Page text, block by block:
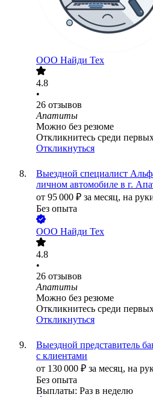
ООО Найди Тех
4.8
•
26 отзывов
Апатиты
Можно без резюме
Откликнитесь среди
Откликнуться
Выездной специалист
личном автомобиле в г.
от 95 000 ₽ за месяц, на
Без опыта
ООО Найди Тех
4.8
•
26 отзывов
Апатиты
Можно без резюме
Откликнитесь среди
Откликнуться
Выездной представитель
с клиентами
от 130 000 ₽ за месяц, на
Без опыта
Выплаты: Раз в неделю